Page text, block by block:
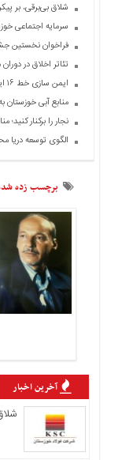
اخبار
اجتماعی
فرهنگی
گزارش
یادداشت
شلاق‌ بی‌برقی، بر
سرمایه اجتماعی
فراخوان نخستین
تئاتر اخلاق در
ایمن سازی خط ۱۶ اینچ تزریق گاز مارون در پی حادثه نشت و آتش‌سوزی
منابع آبی
نجار را برکنار
الگوی توسعه دریا
برچسب زده
آخرین اخبار